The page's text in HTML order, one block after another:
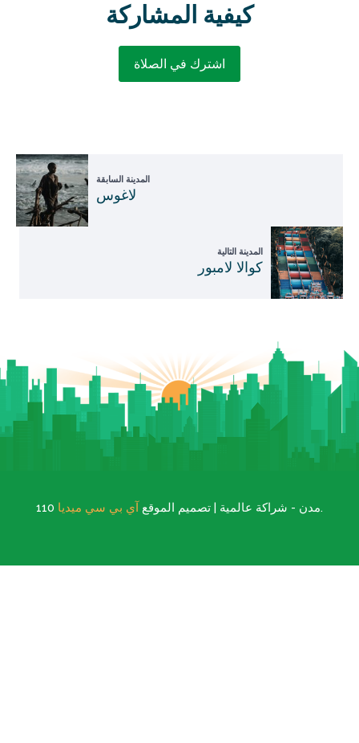
كيفية المشاركة
اشترك في الصلاة
المدينة السابقة
لاغوس
المدينة التالية
كوالا لامبور
110 مدن - شراكة عالمية | تصميم الموقع آي بي سي ميديا .